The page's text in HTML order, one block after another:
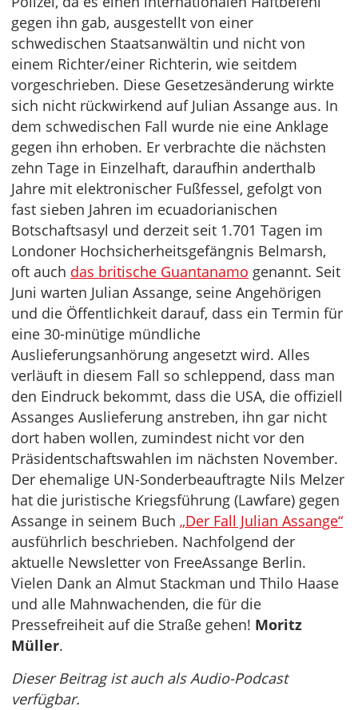
gegen ihn gab, ausgestellt von einer
schwedischen Staatsanwältin und nicht von
einem Richter/einer Richterin, wie seitdem
vorgeschrieben. Diese Gesetzesänderung wirkte
sich nicht rückwirkend auf Julian Assange aus. In
dem schwedischen Fall wurde nie eine Anklage
gegen ihn erhoben. Er verbrachte die nächsten
zehn Tage in Einzelhaft, daraufhin anderthalb
Jahre mit elektronischer Fußfessel, gefolgt von
fast sieben Jahren im ecuadorianischen
Botschaftsasyl und derzeit seit 1.701 Tagen im
Londoner Hochsicherheitsgefängnis Belmarsh,
oft auch das britische Guantanamo genannt. Seit
Juni warten Julian Assange, seine Angehörigen
und die Öffentlichkeit darauf, dass ein Termin für
eine 30-minütige mündliche
Auslieferungsanhörung angesetzt wird. Alles
verläuft in diesem Fall so schleppend, dass man
den Eindruck bekommt, dass die USA, die offiziell
Assanges Auslieferung anstreben, ihn gar nicht
dort haben wollen, zumindest nicht vor den
Präsidentschaftswahlen im nächsten November.
Der ehemalige UN-Sonderbeauftragte Nils Melzer
hat die juristische Kriegsführung (Lawfare) gegen
Assange in seinem Buch „Der Fall Julian Assange“
ausführlich beschrieben. Nachfolgend der
aktuelle Newsletter von FreeAssange Berlin.
Vielen Dank an Almut Stackman und Thilo Haase
und alle Mahnwachenden, die für die
Pressefreiheit auf die Straße gehen! Moritz
Müller.
Dieser Beitrag ist auch als Audio-Podcast
verfügbar.